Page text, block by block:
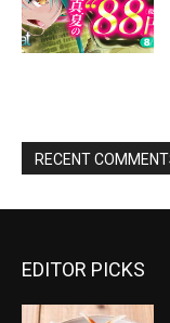
EDITOR PICKS